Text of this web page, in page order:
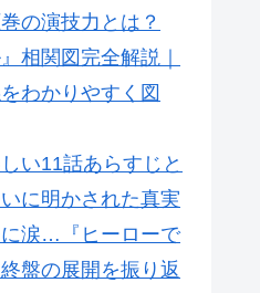
の演技力とは？
相関図完全解説｜
わかりやすく図
い11話あらすじと
に明かされた真実
涙…『ヒーローで
盤の展開を振り返